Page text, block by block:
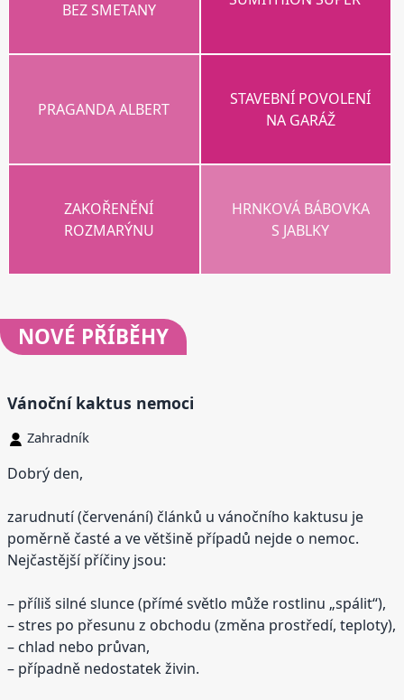
BEZ SMETANY
PRAGANDA ALBERT
STAVEBNÍ POVOLENÍ
NA GARÁŽ
ZAKOŘENĚNÍ
ROZMARÝNU
HRNKOVÁ BÁBOVKA
S JABLKY
NOVÉ PŘÍBĚHY
Vánoční kaktus nemoci
Zahradník
Dobrý den,
zarudnutí (červenání) článků u vánočního kaktusu je
poměrně časté a ve většině případů nejde o nemoc.
Nejčastější příčiny jsou:
– příliš silné slunce (přímé světlo může rostlinu „spálit“),
– stres po přesunu z obchodu (změna prostředí, teploty),
– chlad nebo průvan,
– případně nedostatek živin.